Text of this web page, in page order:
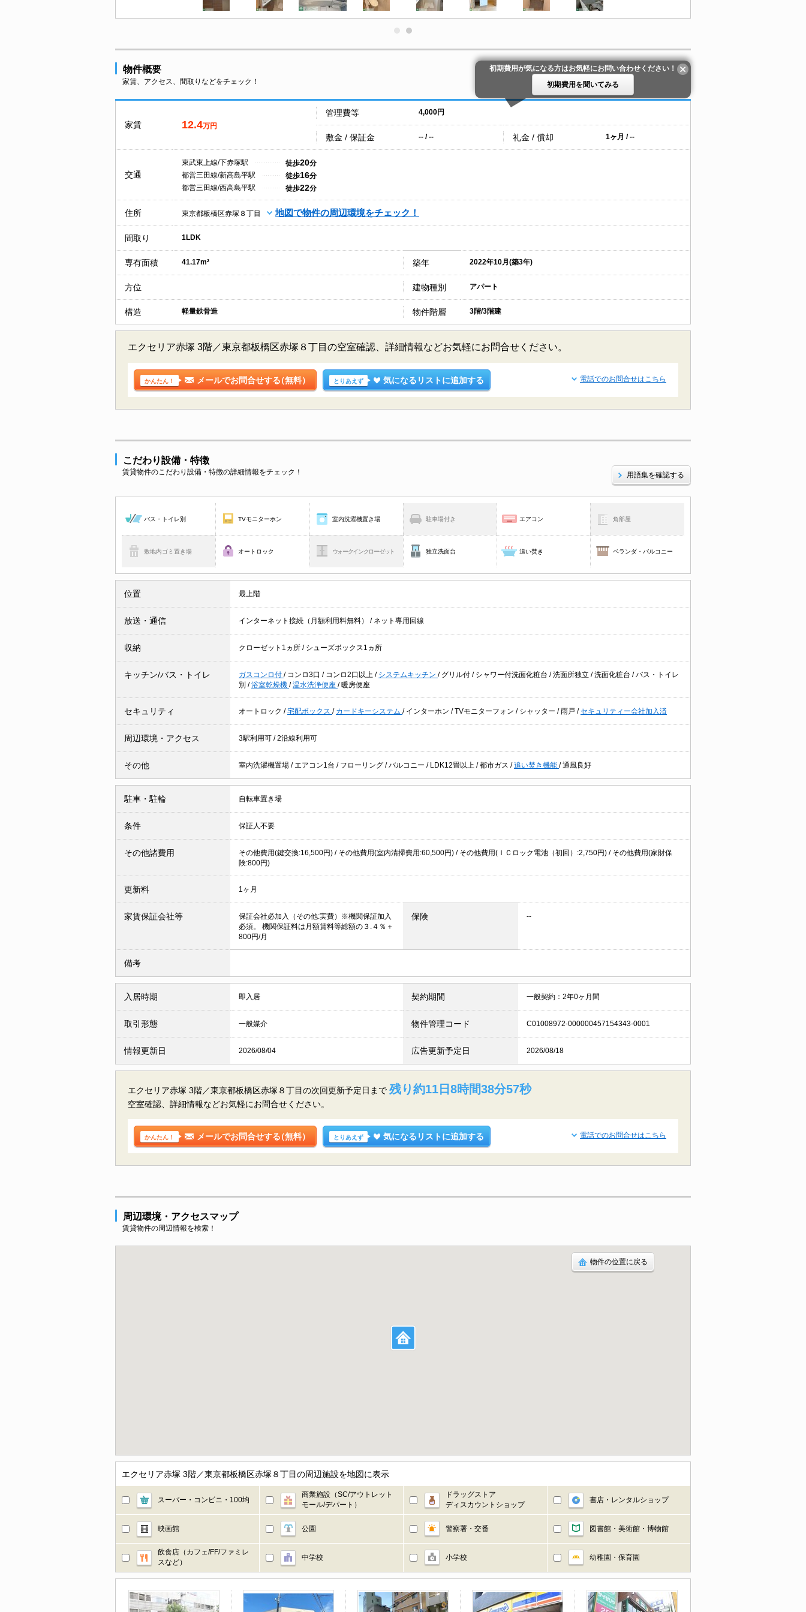
物件概要
家賃、アクセス、間取りなどをチェック！
初期費用が気になる方はお気軽にお問い合わせください！
初期費用を聞いてみる
家賃 12.4万円
管理費等 4,000円
敷金 / 保証金 -- / -- 礼金 / 償却 1ヶ月 / --
交通
東武東上線/下赤塚駅 徒歩20分
都営三田線/新高島平駅
徒歩16分
都営三田線/西高島平駅
徒歩22分
住所 東京都板橋区赤塚８丁目 地図で物件の周辺環境をチェック！
間取り 1LDK
専有面積 41.17m² 築年 2022年10月(築3年)
方位 建物種別 アパート
構造 軽量鉄骨造 物件階層 3階/3階建
エクセリア赤塚 3階／東京都板橋区赤塚８丁目の空室確認、詳細情報などお気軽にお問合せください。
かんたん！ メールでお問合せする（無料） とりあえず 気になるリストに追加する 電話でのお問合せはこちら
こだわり設備・特徴
賃貸物件のこだわり設備・特徴の詳細情報をチェック！ 用語集を確認する
バス・トイレ別 TVモニターホン 室内洗濯機置き場 駐車場付き エアコン 角部屋
敷地内ゴミ置き場 オートロック ウォークインクローゼット 独立洗面台 追い焚き ベランダ・バルコニー
位置 最上階
放送・通信 インターネット接続（月額利用料無料） / ネット専用回線
収納 クローゼット1ヵ所 / シューズボックス1ヵ所
キッチン/バス・トイレ ガスコンロ付 / コンロ3口 / コンロ2口以上 / システムキッチン / グリル付 / シャワー付洗面化粧台 /洗面所独立 /洗面化粧台 /バス・トイレ
別 /浴室乾燥機 /温水洗浄便座 / 暖房便座
セキュリティ オートロック /宅配ボックス / カードキーシステム / インターホン /TVモニターフォン / シャッター /雨戸 /セキュリティー会社加入済
周辺環境・アクセス 3駅利用可 /2沿線利用可
その他 室内洗濯機置場 / エアコン1台 / フローリング /バルコニー / LDK12畳以上 /都市ガス /追い焚き機能 /通風良好
駐車・駐輪 自転車置き場
条件 保証人不要
その他諸費用
その他費用(鍵交換:16,500円) / その他費用(室内清掃費用:60,500円) / その他費用(ＩＣロック電池（初回）:2,750円) / その他費用(家財保
険:800円)
更新料 1ヶ月
家賃保証会社等
保証会社必加入（その他:実費）※機関保証加入
必須。 機関保証料は月額賃料等総額の３.４％＋
800円/月
保険 --
備考
入居時期 即入居 契約期間 一般契約：2年0ヶ月間
取引形態 一般媒介 物件管理コード C01008972-000000457154343-0001
情報更新日 2026/08/04 広告更新予定日 2026/08/18
エクセリア赤塚 3階／東京都板橋区赤塚８丁目の次回更新予定日まで 残り約11日8時間38分56秒
空室確認、詳細情報などお気軽にお問合せください。
かんたん！ メールでお問合せする（無料） とりあえず 気になるリストに追加する 電話でのお問合せはこちら
周辺環境・アクセスマップ
賃貸物件の周辺情報を検索！
物件の位置に戻る
エクセリア赤塚 3階／東京都板橋区赤塚８丁目の周辺施設を地図に表示
スーパー・コンビニ・100均
商業施設（SC/アウトレット
モール/デパート）
ドラッグストア
ディスカウントショップ
書店・レンタルショップ
映画館 公園 警察署・交番 図書館・美術館・博物館
飲食店（カフェ/FF/ファミレ
スなど）
中学校 小学校 幼稚園・保育園